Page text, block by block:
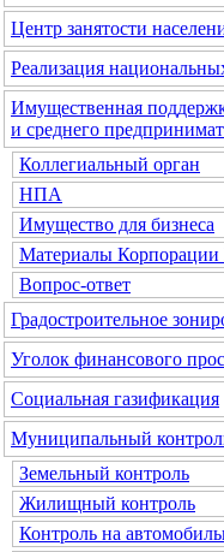
Центр занятости
Реализация
Имущественная
и среднего
Коллегиальный орган
НПА
Имущество для бизнеса
Материалы
Вопрос-ответ
Градостроительное
Уголок финансового
Социальная газификация
Муниципальный
Земельный контроль
Жилищный контроль
Контроль на